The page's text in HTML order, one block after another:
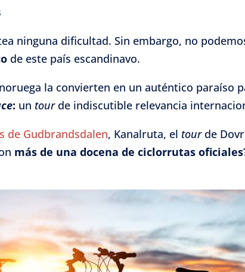
ninguna dificultad. Sin embargo, no
de este país escandinavo.
la convierten en un auténtico paraíso
: un tour de indiscutible relevancia
de Gudbrandsdalen, Kanalruta, el tour de
más de una docena de ciclorrutas